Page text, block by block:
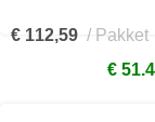
€ 112,59
Pakket
€